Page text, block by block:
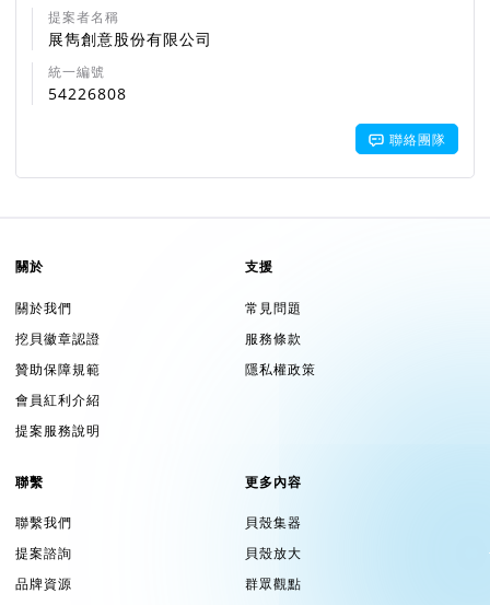
OVO U8-A，
AI行動劇院。
一款高亮度、高畫質、高色域，內建電池續航2.8
小時的1080P智慧投影機。輕巧便攜，只有手掌大
小。整合AI增強音畫質、4K引擎支援AV1、震撼音
提案者名稱
展雋創意股份有限公司
統一編號
54226808
聯絡團隊
關於
關於我們
挖貝徽章認證
贊助保障規範
會員紅利介紹
提案服務說明
支援
常見問題
服務條款
隱私權政策
聯繫
聯繫我們
提案諮詢
品牌資源
更多內容
貝殼集器
貝殼放大
群眾觀點